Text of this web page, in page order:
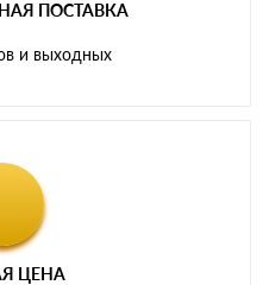
ПОСТАВКА
и выходных
ЦЕНА